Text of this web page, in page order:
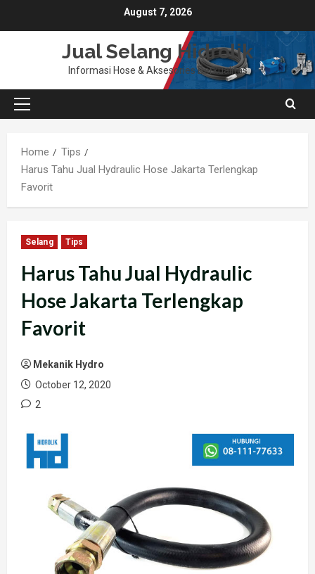
to
August 7, 2026
Jual Selang Hidrolik
Informasi Hose & Aksesories Berkualitas
Primary
Home
Tips
Harus Tahu Jual Hydraulic Hose Jakarta Terlengkap
Favorit
Selang Tips
Harus Tahu Jual Hydraulic
Hose Jakarta Terlengkap
Favorit
Mekanik Hydro
October 12, 2020
2